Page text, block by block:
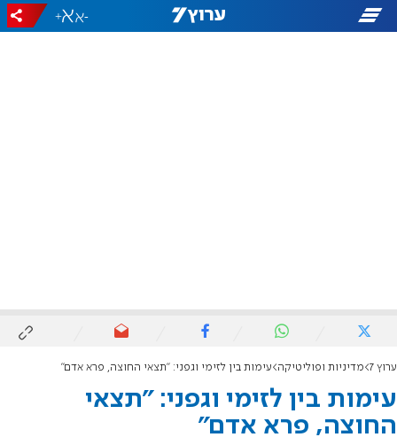
-
+
ערוץ 7 מדיניות ופוליטיקה עימות בין לזימי וגפני: "תצאי החוצה, פרא אדם"
עימות בין לזימי וגפני: "תצאי
החוצה, פרא אדם"